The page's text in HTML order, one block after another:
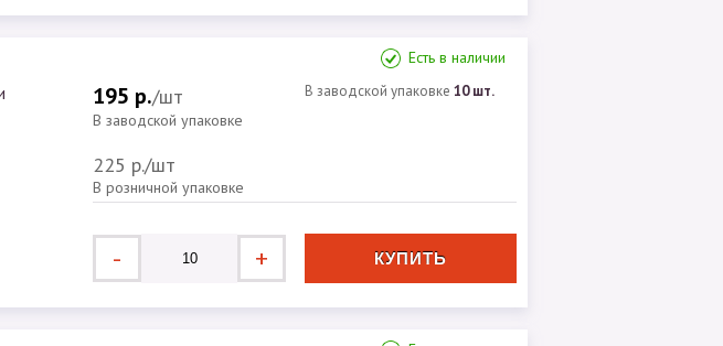
Есть в наличии
195 р./шт
В заводской упаковке
225 р./шт
В розничной упаковке
В заводской упаковке10 шт.
- +